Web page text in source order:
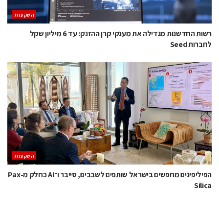
השקעות
רשות החדשנות מגדילה את מענקי קרן ההזנק: עד 6 מיליון שקל
לחברות Seed
השקעות
הפיליפינים מחפשים בישראל שותפים לשבבים, סייבר ו־AI כחלק מ-Pax
Silica